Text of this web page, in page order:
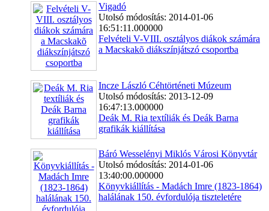
Vigadó
Utolsó módosítás: 2014-01-06
16:51:11.000000
Felvételi V-VIII. osztályos diákok számára
a Macskakõ diákszínjátszó csoportba
Incze László Céhtörténeti Múzeum
Utolsó módosítás: 2013-12-09
16:47:13.000000
Deák M. Ria textíliák és Deák Barna
grafikák kiállítása
Báró Wesselényi Miklós Városi Könyvtár
Utolsó módosítás: 2014-01-06
13:40:00.000000
Könyvkiállítás - Madách Imre (1823-1864)
halálának 150. évfordulója tiszteletére